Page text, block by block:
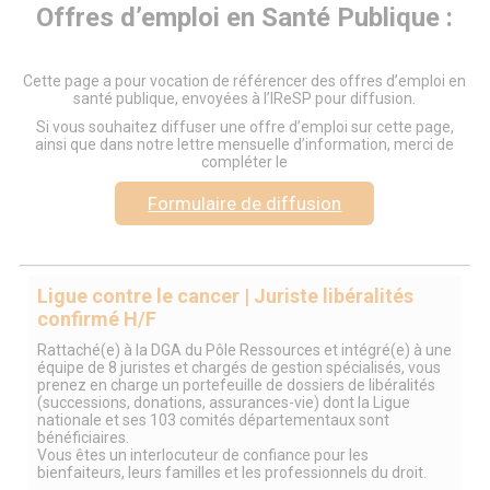
Offres d’emploi en Santé Publique :
Cette page a pour vocation de référencer des offres d’emploi en
santé publique, envoyées à l’IReSP pour diffusion.
Si vous souhaitez diffuser une offre d’emploi sur cette page,
ainsi que dans notre lettre mensuelle d’information, merci de
compléter le
Formulaire de diffusion
Ligue contre le cancer | Juriste libéralités
confirmé H/F
Rattaché(e) à la DGA du Pôle Ressources et intégré(e) à une
équipe de 8 juristes et chargés de gestion spécialisés, vous
prenez en charge un portefeuille de dossiers de libéralités
(successions, donations, assurances-vie) dont la Ligue
nationale et ses 103 comités départementaux sont
bénéficiaires.
Vous êtes un interlocuteur de confiance pour les
bienfaiteurs, leurs familles et les professionnels du droit.